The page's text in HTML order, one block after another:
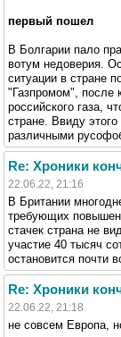
первый пошел
В Болгарии пало
вотум недоверия.
ситуации в стране
"Газпромом", после
российского газа,
стране. Ввиду этого
различными
Re: Хроники
22.06.22, 21:16
В Британии
требующих
стачек страна не
участие 40 тысяч
остановится почти
Re: Хроники
22.06.22, 21:18
не совсем Европа,